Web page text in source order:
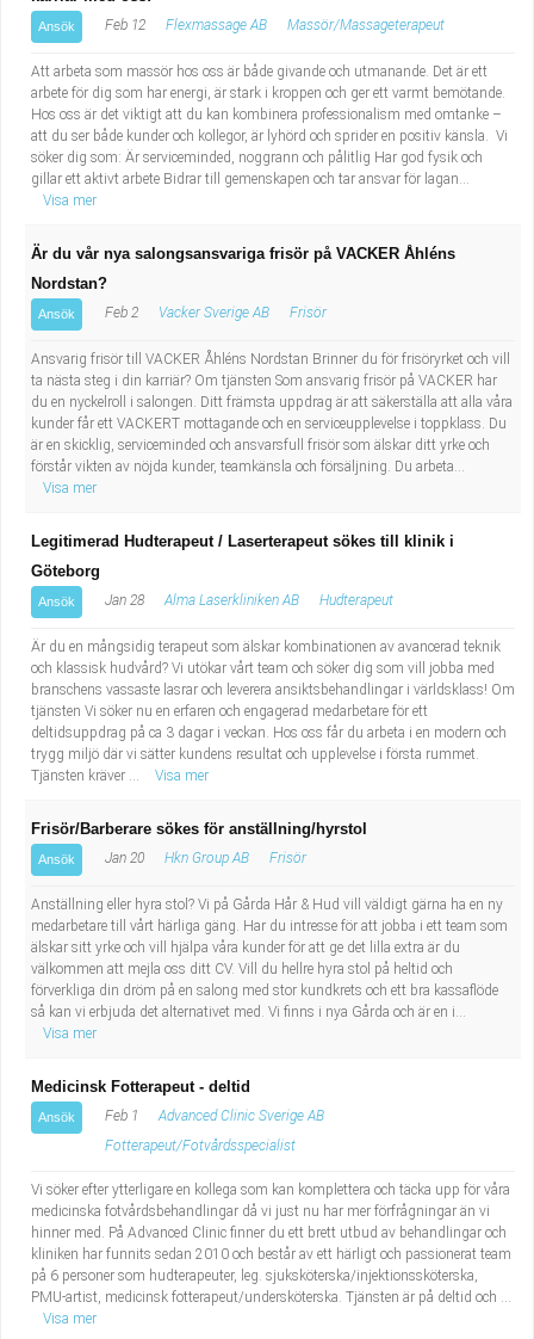
Ansök Feb 12 Flexmassage AB Massör/Massageterapeut
Att arbeta som massör hos oss är både givande och utmanande. Det är ett
arbete för dig som har energi, är stark i kroppen och ger ett varmt bemötande.
Hos oss är det viktigt att du kan kombinera professionalism med omtanke –
att du ser både kunder och kollegor, är lyhörd och sprider en positiv känsla. Vi
söker dig som: Är serviceminded, noggrann och pålitlig Har god fysik och
gillar ett aktivt arbete Bidrar till gemenskapen och tar ansvar för lagan...
Visa mer
Är du vår nya salongsansvariga frisör på VACKER Åhléns
Nordstan?
Ansök Feb 2 Vacker Sverige AB Frisör
Ansvarig frisör till VACKER Åhléns Nordstan Brinner du för frisöryrket och vill
ta nästa steg i din karriär? Om tjänsten Som ansvarig frisör på VACKER har
du en nyckelroll i salongen. Ditt främsta uppdrag är att säkerställa att alla våra
kunder får ett VACKERT mottagande och en serviceupplevelse i toppklass. Du
är en skicklig, serviceminded och ansvarsfull frisör som älskar ditt yrke och
förstår vikten av nöjda kunder, teamkänsla och försäljning. Du arbeta...
Visa mer
Legitimerad Hudterapeut / Laserterapeut sökes till klinik i
Göteborg
Ansök Jan 28 Alma Laserkliniken AB Hudterapeut
Är du en mångsidig terapeut som älskar kombinationen av avancerad teknik
och klassisk hudvård? Vi utökar vårt team och söker dig som vill jobba med
branschens vassaste lasrar och leverera ansiktsbehandlingar i världsklass! Om
tjänsten Vi söker nu en erfaren och engagerad medarbetare för ett
deltidsuppdrag på ca 3 dagar i veckan. Hos oss får du arbeta i en modern och
trygg miljö där vi sätter kundens resultat och upplevelse i första rummet.
Tjänsten kräver ...
Visa mer
Frisör/Barberare sökes för anställning/hyrstol
Ansök Jan 20 Hkn Group AB Frisör
Anställning eller hyra stol? Vi på Gårda Hår & Hud vill väldigt gärna ha en ny
medarbetare till vårt härliga gäng. Har du intresse för att jobba i ett team som
älskar sitt yrke och vill hjälpa våra kunder för att ge det lilla extra är du
välkommen att mejla oss ditt CV. Vill du hellre hyra stol på heltid och
förverkliga din dröm på en salong med stor kundkrets och ett bra kassaflöde
så kan vi erbjuda det alternativet med. Vi finns i nya Gårda och är en i...
Visa mer
Medicinsk Fotterapeut - deltid
Ansök Feb 1
Advanced Clinic Sverige AB
Fotterapeut/Fotvårdsspecialist
Vi söker efter ytterligare en kollega som kan komplettera och täcka upp för våra
medicinska fotvårdsbehandlingar då vi just nu har mer förfrågningar än vi
hinner med. På Advanced Clinic finner du ett brett utbud av behandlingar och
kliniken har funnits sedan 2010 och består av ett härligt och passionerat team
på 6 personer som hudterapeuter, leg. sjuksköterska/injektionssköterska,
PMU-artist, medicinsk fotterapeut/undersköterska. Tjänsten är på deltid och ...
Visa mer